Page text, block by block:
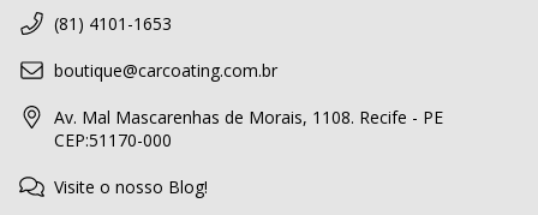
(81) 4101-1653
boutique@carcoating.com.br
Av. Mal Mascarenhas de Morais, 1108. Recife - PE
CEP:51170-000
Visite o nosso Blog!